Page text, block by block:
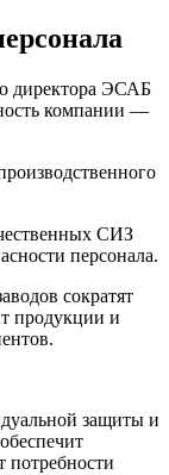
директора ЭСАБ
компании —
СИЗ
персонала.
сократят
продукции и
защиты и